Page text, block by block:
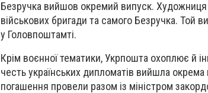
Безручка вийшов окремий випуск. Художниця
військових бригади та самого Безручка. Той
у Головпоштамті.
Крім воєнної тематики, Укрпошта охоплює й
честь українських дипломатів вийшла
погашення провели разом із міністром